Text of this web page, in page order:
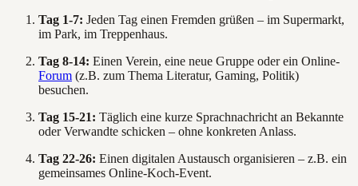
Tag 1-7: Jeden Tag einen Fremden grüßen – im Supermarkt,
im Park, im Treppenhaus.
Tag 8-14: Einen Verein, eine neue Gruppe oder ein Online-
Forum (z.B. zum Thema Literatur, Gaming, Politik)
besuchen.
Tag 15-21: Täglich eine kurze Sprachnachricht an Bekannte
oder Verwandte schicken – ohne konkreten Anlass.
Tag 22-26: Einen digitalen Austausch organisieren – z.B. ein
gemeinsames Online-Koch-Event.